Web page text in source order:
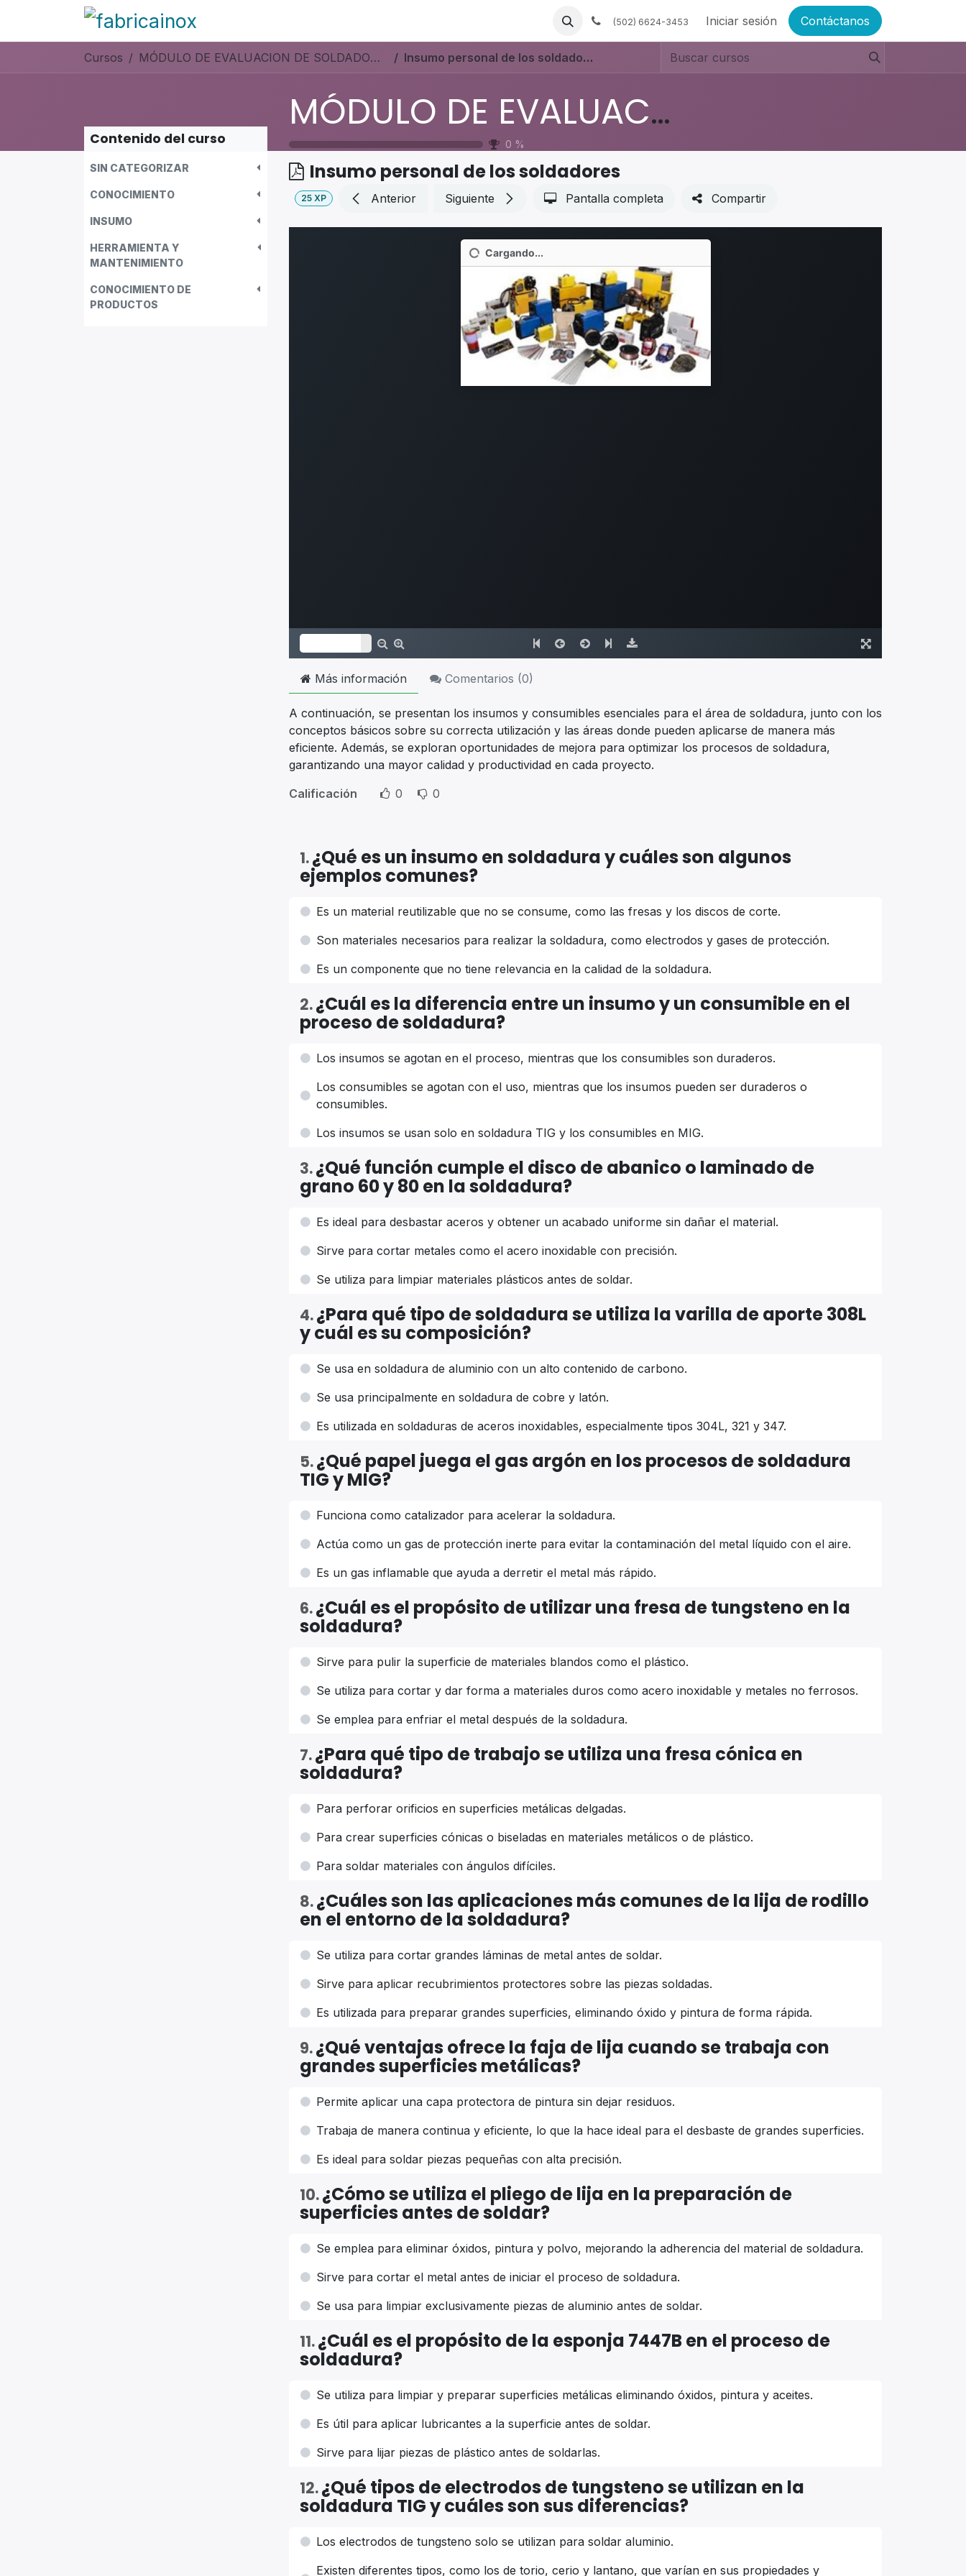
Servicios de fábrica Empleos
(502) 6624-3453 Iniciar sesión Contáctanos
Cursos MÓDULO DE EVALUACION DE SOLDADORES Insumo personal de los soldadores
MÓDULO DE EVALUACION DE SOLDADORES
0 %
Contenido del curso
SIN CATEGORIZAR
CONOCIMIENTO
INSUMO
HERRAMIENTA Y
MANTENIMIENTO
CONOCIMIENTO DE
PRODUCTOS
Insumo personal de los soldadores
25 XP Anterior Siguiente Pantalla completa Compartir
Más información Comentarios (0)
A continuación, se presentan los insumos y consumibles esenciales para el área de soldadura, junto con los
conceptos básicos sobre su correcta utilización y las áreas donde pueden aplicarse de manera más
eficiente. Además, se exploran oportunidades de mejora para optimizar los procesos de soldadura,
garantizando una mayor calidad y productividad en cada proyecto.
Calificación
0 0
1.¿Qué es un insumo en soldadura y cuáles son algunos
ejemplos comunes?
Es un material reutilizable que no se consume, como las fresas y los discos de corte.
Son materiales necesarios para realizar la soldadura, como electrodos y gases de protección.
Es un componente que no tiene relevancia en la calidad de la soldadura.
2.¿Cuál es la diferencia entre un insumo y un consumible en el
proceso de soldadura?
Los insumos se agotan en el proceso, mientras que los consumibles son duraderos.
Los consumibles se agotan con el uso, mientras que los insumos pueden ser duraderos o
consumibles.
Los insumos se usan solo en soldadura TIG y los consumibles en MIG.
3.¿Qué función cumple el disco de abanico o laminado de
grano 60 y 80 en la soldadura?
Es ideal para desbastar aceros y obtener un acabado uniforme sin dañar el material.
Sirve para cortar metales como el acero inoxidable con precisión.
Se utiliza para limpiar materiales plásticos antes de soldar.
4.¿Para qué tipo de soldadura se utiliza la varilla de aporte 308L
y cuál es su composición?
Se usa en soldadura de aluminio con un alto contenido de carbono.
Se usa principalmente en soldadura de cobre y latón.
Es utilizada en soldaduras de aceros inoxidables, especialmente tipos 304L, 321 y 347.
5.¿Qué papel juega el gas argón en los procesos de soldadura
TIG y MIG?
Funciona como catalizador para acelerar la soldadura.
Actúa como un gas de protección inerte para evitar la contaminación del metal líquido con el aire.
Es un gas inflamable que ayuda a derretir el metal más rápido.
6.¿Cuál es el propósito de utilizar una fresa de tungsteno en la
soldadura?
Sirve para pulir la superficie de materiales blandos como el plástico.
Se utiliza para cortar y dar forma a materiales duros como acero inoxidable y metales no ferrosos.
Se emplea para enfriar el metal después de la soldadura.
7.¿Para qué tipo de trabajo se utiliza una fresa cónica en
soldadura?
Para perforar orificios en superficies metálicas delgadas.
Para crear superficies cónicas o biseladas en materiales metálicos o de plástico.
Para soldar materiales con ángulos difíciles.
8.¿Cuáles son las aplicaciones más comunes de la lija de rodillo
en el entorno de la soldadura?
Se utiliza para cortar grandes láminas de metal antes de soldar.
Sirve para aplicar recubrimientos protectores sobre las piezas soldadas.
Es utilizada para preparar grandes superficies, eliminando óxido y pintura de forma rápida.
9.¿Qué ventajas ofrece la faja de lija cuando se trabaja con
grandes superficies metálicas?
Permite aplicar una capa protectora de pintura sin dejar residuos.
Trabaja de manera continua y eficiente, lo que la hace ideal para el desbaste de grandes superficies.
Es ideal para soldar piezas pequeñas con alta precisión.
10.¿Cómo se utiliza el pliego de lija en la preparación de
superficies antes de soldar?
Se emplea para eliminar óxidos, pintura y polvo, mejorando la adherencia del material de soldadura.
Sirve para cortar el metal antes de iniciar el proceso de soldadura.
Se usa para limpiar exclusivamente piezas de aluminio antes de soldar.
11.¿Cuál es el propósito de la esponja 7447B en el proceso de
soldadura?
Se utiliza para limpiar y preparar superficies metálicas eliminando óxidos, pintura y aceites.
Es útil para aplicar lubricantes a la superficie antes de soldar.
Sirve para lijar piezas de plástico antes de soldarlas.
12.¿Qué tipos de electrodos de tungsteno se utilizan en la
soldadura TIG y cuáles son sus diferencias?
Los electrodos de tungsteno solo se utilizan para soldar aluminio.
Existen diferentes tipos, como los de torio, cerio y lantano, que varían en sus propiedades y